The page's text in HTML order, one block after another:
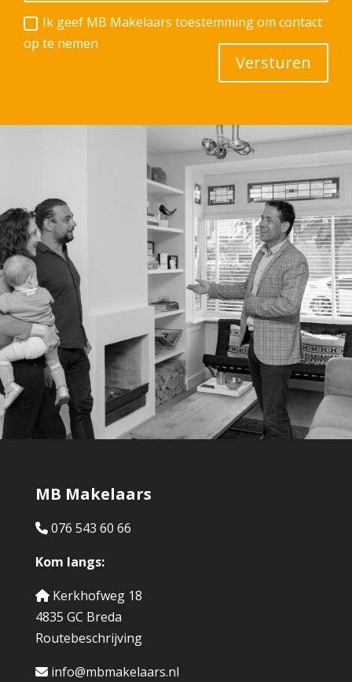
Ik geef MB Makelaars toestemming om contact
op te nemen
Versturen
MB Makelaars
076 543 60 66
Kom langs:
Kerkhofweg 18
4835 GC Breda
Routebeschrijving
info@mbmakelaars.nl